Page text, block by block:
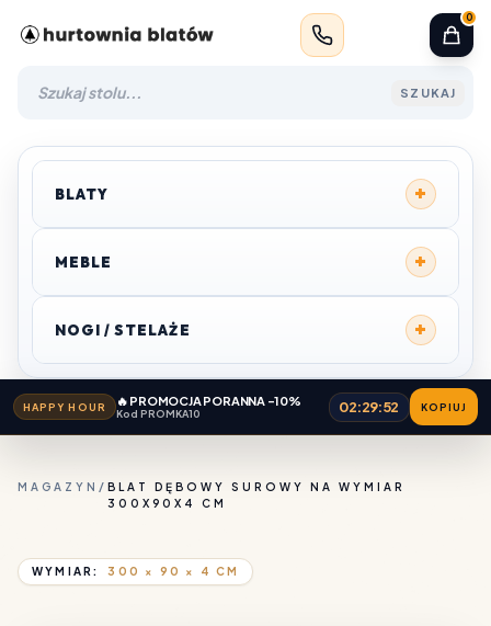
SZUKAJ
0
BLATY +
MEBLE +
NOGI / STELAŻE +
HAPPY HOUR 🔥 PROMOCJA PORANNA -10%
Kod PROMKA10 02:29:52 KOPIUJ
MAGAZYN / BLAT DĘBOWY SUROWY NA WYMIAR
300X90X4 CM
WYMIAR: 300 × 90 × 4 CM